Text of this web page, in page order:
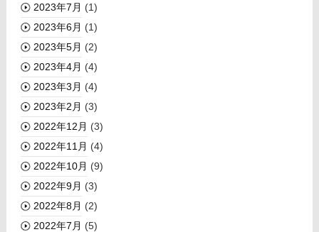
2023年7月 (1)
2023年6月 (1)
2023年5月 (2)
2023年4月 (4)
2023年3月 (4)
2023年2月 (3)
2022年12月 (3)
2022年11月 (4)
2022年10月 (9)
2022年9月 (3)
2022年8月 (2)
2022年7月 (5)